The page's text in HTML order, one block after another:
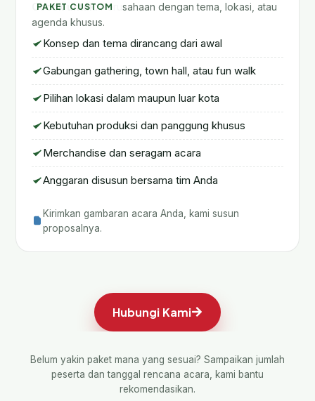
PAKET CUSTOM
Cocok untuk:Perusahaan dengan tema, lokasi, atau
agenda khusus.
Konsep dan tema dirancang dari awal
Gabungan gathering, town hall, atau fun walk
Pilihan lokasi dalam maupun luar kota
Kebutuhan produksi dan panggung khusus
Merchandise dan seragam acara
Anggaran disusun bersama tim Anda
Kirimkan gambaran acara Anda, kami susun
proposalnya.
Hubungi Kami
Belum yakin paket mana yang sesuai? Sampaikan jumlah
peserta dan tanggal rencana acara, kami bantu
rekomendasikan.